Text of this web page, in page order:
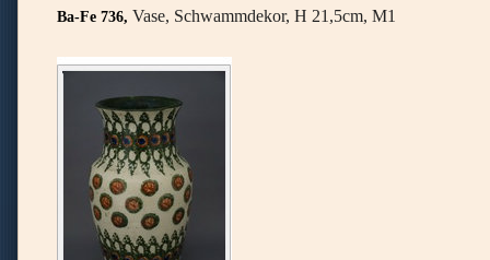
Ba-Fe 736, Vase, Schwammdekor, H 21,5cm, M1